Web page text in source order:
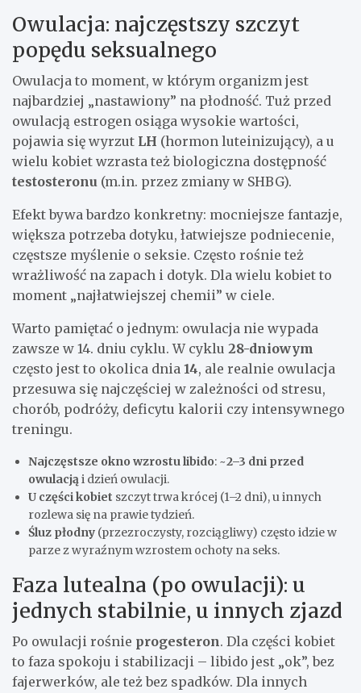
Owulacja: najczęstszy szczyt
popędu seksualnego
Owulacja to moment, w którym organizm jest
najbardziej „nastawiony” na płodność. Tuż przed
owulacją estrogen osiąga wysokie wartości,
pojawia się wyrzut LH (hormon luteinizujący), a u
wielu kobiet wzrasta też biologiczna dostępność
testosteronu (m.in. przez zmiany w SHBG).
Efekt bywa bardzo konkretny: mocniejsze fantazje,
większa potrzeba dotyku, łatwiejsze podniecenie,
częstsze myślenie o seksie. Często rośnie też
wrażliwość na zapach i dotyk. Dla wielu kobiet to
moment „najłatwiejszej chemii” w ciele.
Warto pamiętać o jednym: owulacja nie wypada
zawsze w 14. dniu cyklu. W cyklu 28-dniowym
często jest to okolica dnia 14, ale realnie owulacja
przesuwa się najczęściej w zależności od stresu,
chorób, podróży, deficytu kalorii czy intensywnego
treningu.
Najczęstsze okno wzrostu libido: ~2–3 dni przed
owulacjąi dzień owulacji.
U części kobiet szczyt trwa krócej (1–2 dni), u innych
rozlewa się na prawie tydzień.
Śluz płodny (przezroczysty, rozciągliwy) często idzie w
parze z wyraźnym wzrostem ochoty na seks.
Faza lutealna (po owulacji): u
jednych stabilnie, u innych zjazd
Po owulacji rośnie progesteron. Dla części kobiet
to faza spokoju i stabilizacji – libido jest „ok”, bez
fajerwerków, ale też bez spadków. Dla innych